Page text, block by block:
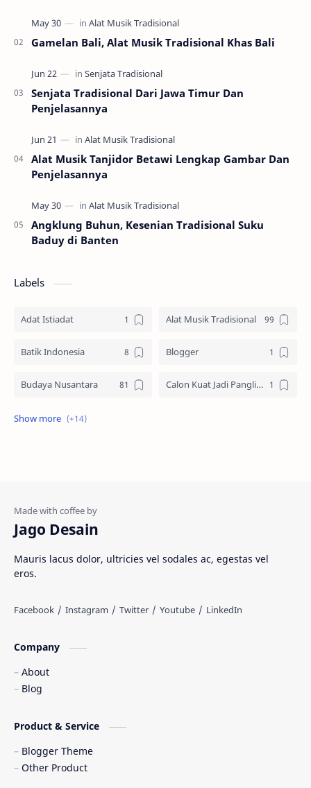
Gamelan Bali, Alat Musik Tradisional Khas Bali
Senjata Tradisional Dari Jawa Timur Dan
Penjelasannya
Alat Musik Tanjidor Betawi Lengkap Gambar Dan
Penjelasannya
Angklung Buhun, Kesenian Tradisional Suku
Baduy di Banten
Labels
Adat Istiadat Alat Musik Tradisional
Batik Indonesia Blogger
Budaya Nusantara Calon Kuat Jadi Panglima TNI
Jasa website
Rumah Adat
Tarian Tradisional
Web freelancer Wisata Indonesia
Jago Desain
Mauris lacus dolor, ultricies vel sodales ac, egestas vel
eros.
Company
About
Blog
Product & Service
Blogger Theme
Other Product